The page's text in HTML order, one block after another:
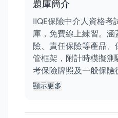
題庫簡介
IIQE保險中介人資格考
庫，免費線上練習。
險、責任保險等產品
管框架，附計時模擬
考保險牌照及一般保
顯示更多